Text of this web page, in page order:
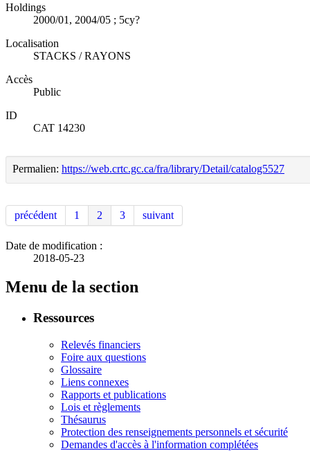
Holdings
2000/01, 2004/05 ; 5cy?
Localisation
STACKS / RAYONS
Accès
Public
ID
CAT 14230
Permalien: https://web.crtc.gc.ca/fra/library/Detail/catalog5527
précédent 1 2 3 suivant
Date de modification :
2018-05-23
Menu de la section
Ressources
Relevés financiers
Foire aux questions
Glossaire
Liens connexes
Rapports et publications
Lois et règlements
Thésaurus
Protection des renseignements personnels et sécurité
Demandes d'accès à l'information complétées